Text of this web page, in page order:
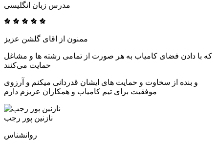
مدرس زبان انگلیسی
که با دادن فضای کامیاب به هر صورت از تمامی رشته ها و مشاغل
حمایت می‌کنند
و بنده از سخاوت و حمایت های ایشان قدردانی میکنم و آرزوی
موفقیت برای تیم کامیاب و همکاران عزیزم دارم
نازنین پور رجب
روانشناس